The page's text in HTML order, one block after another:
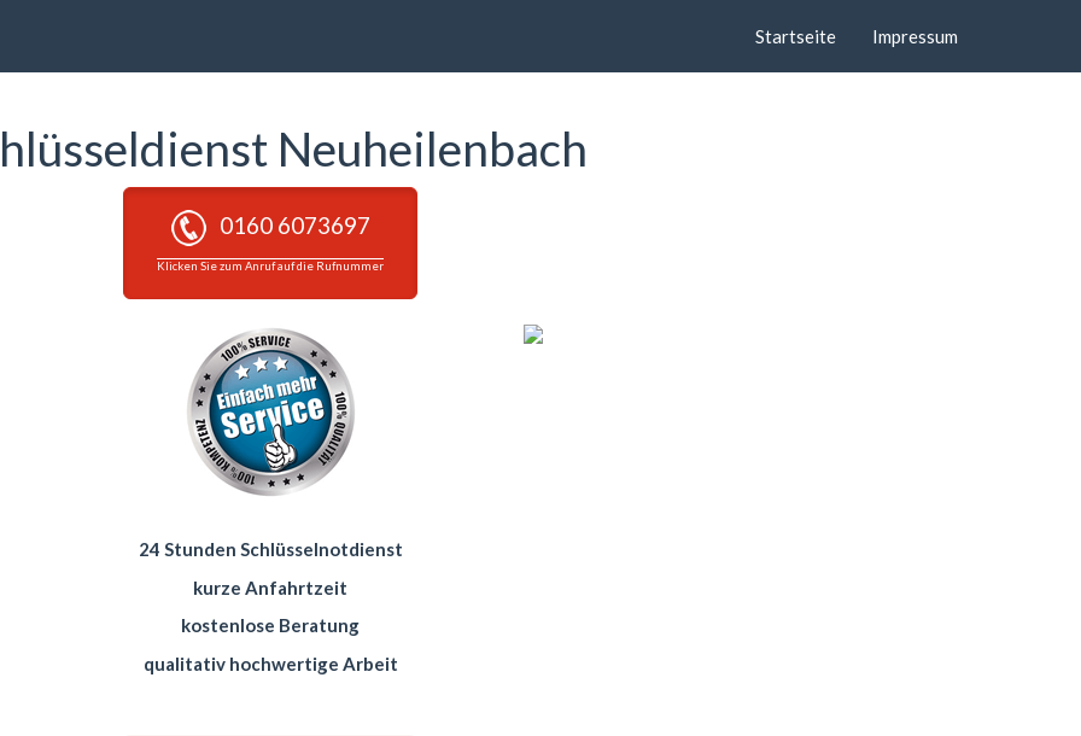
Startseite Impressum
Neuheilenbach
0160 6073697
Klicken Sie zum Anruf auf die Rufnummer
24 Stunden Schlüsselnotdienst
kurze Anfahrtzeit
kostenlose Beratung
qualitativ hochwertige Arbeit